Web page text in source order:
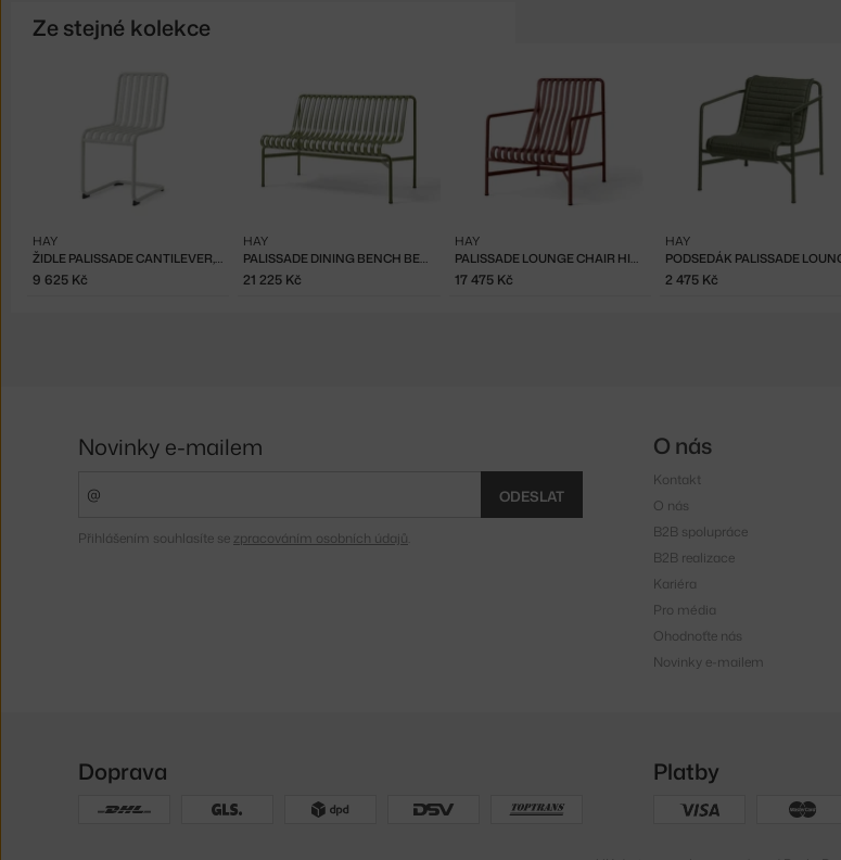
Ze stejné kolekce
ŽIDLE PALISSADE CANTILEVER, SKY GREY
HAY
9 625 Kč
PALISSADE DINING BENCH BEZ PODRUČEK, OLIVE
HAY
21 225 Kč
PALISSADE LOUNGE CHAIR HIGH, IRON RED
HAY
17 475 Kč
HAY
2 475 Kč
Novinky e-mailem
ODESLAT
Přihlášením souhlasíte se zpracováním osobních údajů
O nás
Kontakt
O nás
B2B spolupráce
B2B realizace
Kariéra
Pro média
Ohodnoťte nás
Novinky e-mailem
Doprava Platby